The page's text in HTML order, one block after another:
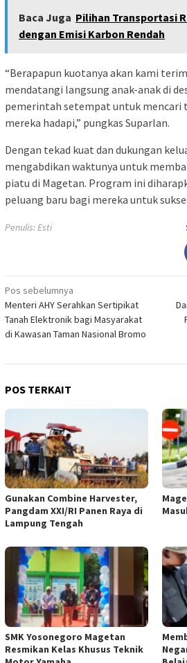
Baca Juga Pilihan Transportasi
dengan Emisi Karbon Rendah
“Berapapun kuotanya akan kami
mendatangi langsung anak-anak di
pemerintah setempat untuk mencari
mereka hadapi,” pungkas Suparlan.
Dengan tekad kuat dan dukungan
mengabdikan waktunya untuk
piatu di Magetan. Program ini
peluang baru bagi mereka untuk
Penulis: Esti
Navigasi
pos
Pos sebelumnya
Menteri AHY Serahkan Sertipikat
Tanah Elektronik bagi Masyarakat
di Kawasan Taman Nasional Bromo
POS TERKAIT
Gunakan Combine Harvester,
Pangdam XXI/RI Panen Raya di
Lampung Tengah
SMK Yosonegoro Magetan
Resmikan Kelas Khusus Teknik